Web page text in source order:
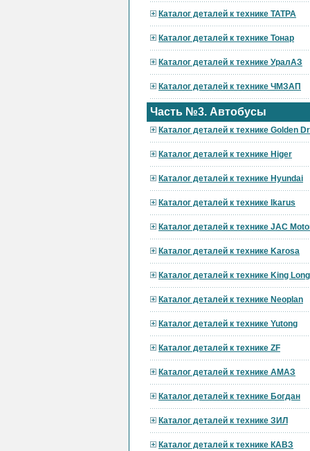
Каталог деталей к технике ТАТРА
Каталог деталей к технике Тонар
Каталог деталей к технике УралАЗ
Каталог деталей к технике ЧМЗАП
Часть №3. Автобусы
Каталог деталей к технике Golden
Каталог деталей к технике Higer
Каталог деталей к технике Hyundai
Каталог деталей к технике Ikarus
Каталог деталей к технике JAC
Каталог деталей к технике Karosa
Каталог деталей к технике King Long
Каталог деталей к технике Neoplan
Каталог деталей к технике Yutong
Каталог деталей к технике ZF
Каталог деталей к технике АМАЗ
Каталог деталей к технике Богдан
Каталог деталей к технике ЗИЛ
Каталог деталей к технике КАВЗ